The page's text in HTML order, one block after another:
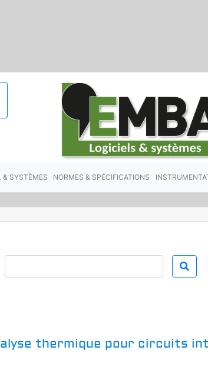
& SYSTÈMES NORMES & SPÉCIFICATIONS
thermique pour circuits